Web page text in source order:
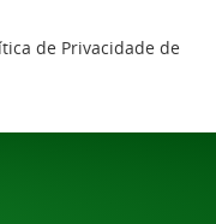
de Privacidade de